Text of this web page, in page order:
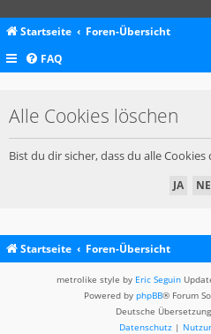
Startseite Foren-Übersicht
FAQ
Alle Cookies löschen
Bist du dir sicher, dass du alle
Startseite Foren-Übersicht
metrolike style by Eric Seguin
Powered by phpBB® Forum
Deutsche
Datenschutz |